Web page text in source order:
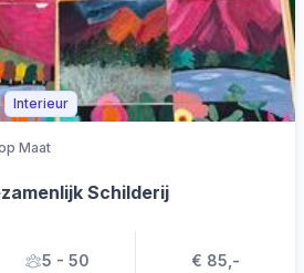
Interieur
Maat
Schilderij
5 - 50 € 85,-